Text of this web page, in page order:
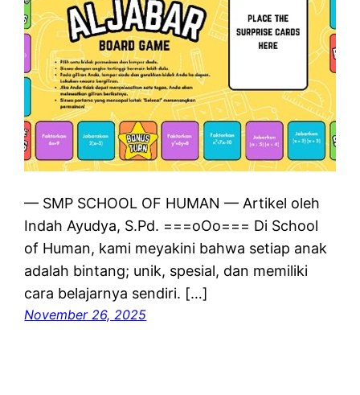
— SMP SCHOOL OF HUMAN — Artikel oleh
Indah Ayudya, S.Pd. ===oOo=== Di School
of Human, kami meyakini bahwa setiap anak
adalah bintang; unik, spesial, dan memiliki
cara belajarnya sendiri. […]
November 26, 2025